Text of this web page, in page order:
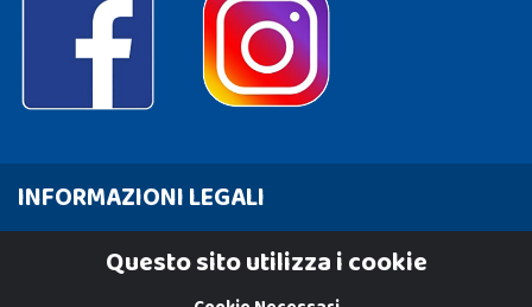
INFORMAZIONI LEGALI
Cookie PolicyQuesto sito utilizza i cookie